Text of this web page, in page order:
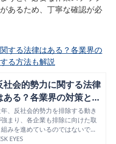
あるため、丁寧な確認が必
する法律はある？各業界の
る方法も解説
社会的勢力に関する法律
ある？各業界の対策と反
との取引を回避する方法
解説
、反社会的勢力を排除する動き
まり、各企業も排除に向けた取
組みを進めているのではないでし
か。この記事では、反社会的勢
EYES